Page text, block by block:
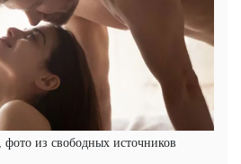
из свободных источников